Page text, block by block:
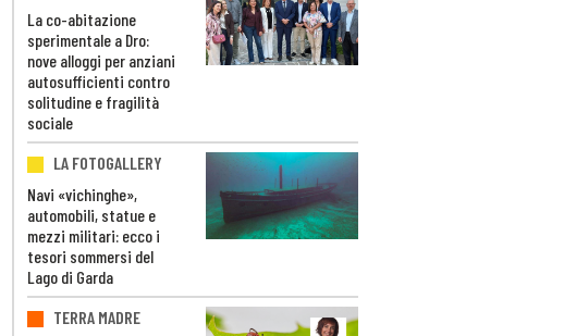
La co-abitazione
sperimentale a Dro:
nove alloggi per anziani
autosufficienti contro
solitudine e fragilità
sociale
LA FOTOGALLERY
Navi «vichinghe»,
automobili, statue e
mezzi militari: ecco i
tesori sommersi del
Lago di Garda
TERRA MADRE